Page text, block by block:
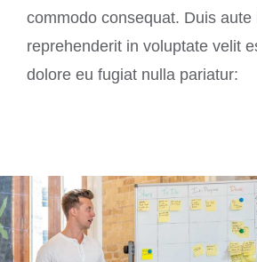
commodo consequat. Duis aute
reprehenderit in voluptate velit
dolore eu fugiat nulla pariatur: